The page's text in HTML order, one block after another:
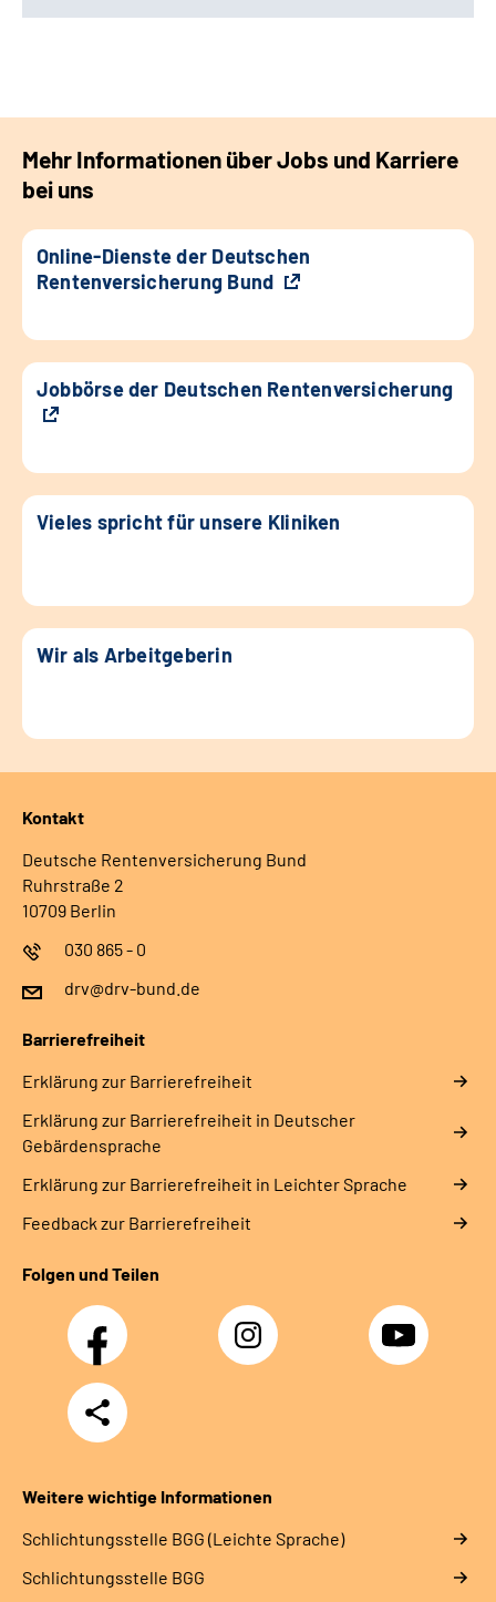
Mehr Informationen über Jobs und Karriere
bei uns
Online-Dienste der Deutschen
Rentenversicherung Bund
Jobbörse der Deutschen Rentenversicherung
Vieles spricht für unsere Kliniken
Wir als Arbeitgeberin
Kontakt
Deutsche Rentenversicherung Bund
Ruhrstraße 2
10709 Berlin
030 865 - 0
drv@drv-bund.de
Barrierefreiheit
Erklärung zur Barrierefreiheit
Erklärung zur Barrierefreiheit in Deutscher
Gebärdensprache
Erklärung zur Barrierefreiheit in Leichter Sprache
Feedback zur Barrierefreiheit
Folgen und Teilen
Facebook Instagram YouTube
Teilen
Weitere wichtige Informationen
Schlich­tungs­stel­le BGG (Leichte Sprache)
Schlich­tungs­stel­le BGG